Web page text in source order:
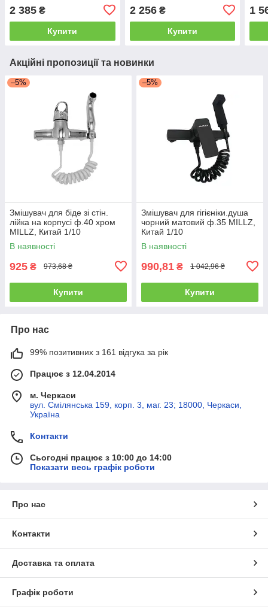
2 385 ₴
Купити
2 256₴
Купити
1
Акційні пропозиції та новинки
–5%
Змішувач для біде зі стін.
лійка на корпусі ф.40 хром
MILLZ, Китай 1/10
В наявності
925 ₴ 973,68 ₴
Купити
–5%
Змішувач для гігієніки.душа
чорний матовий ф.35 MILLZ,
Китай 1/10
В наявності
990,81 ₴ 1 042,96 ₴
Купити
Про нас
99% позитивних з 161 відгука за рік
Працює з 12.04.2014
м. Черкаси
вул. Смілянська 159, корп. 3, маг. 23; 18000, Черкаси,
Україна
Контакти
Сьогодні працює з 10:00 до 14:00
Показати весь графік роботи
Про нас
Контакти
Доставка та оплата
Графік роботи